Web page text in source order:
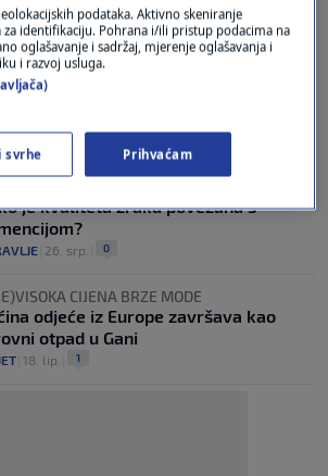
PROMJENE|10. sij.|
MIJENJA MORE?
preplavila Jadran: Znate li
plastičnih vlakana ispušta jedno
je kvaliteta zraka povezana s
26. srp. 0
CIJENA BRZE MODE
odjeće iz Europe završava kao
otpad u Gani
18. lip. 1
podataka. Aktivno skeniranje
za identifikaciju. Pohrana i/ili pristup podacima na
oglašavanje i sadržaj, mjerenje oglašavanja i
i razvoj usluga.
svrhe Prihvaćam